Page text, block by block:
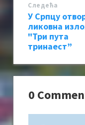
Следећa
У Српцу
ликовна
"Три пута
тринаест”
0